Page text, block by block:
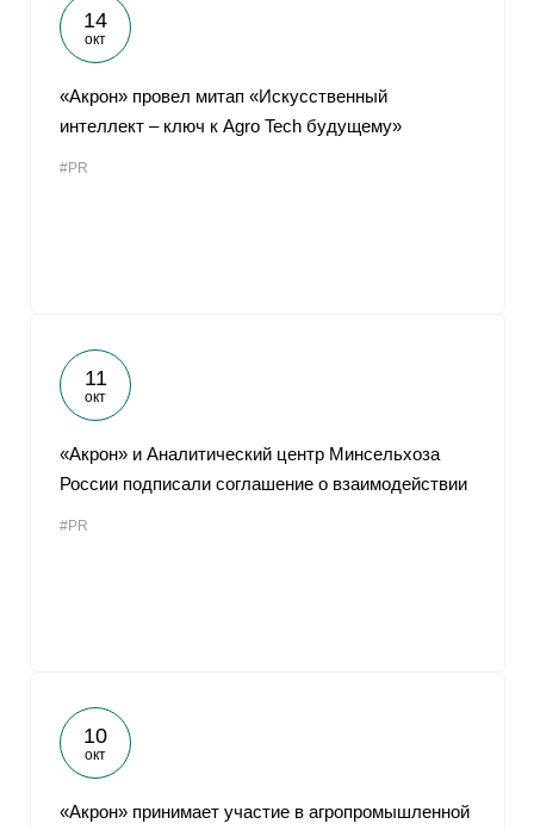
14
окт
«Акрон» провел митап «Искусственный
интеллект – ключ к Agro Tech будущему»
#PR
11
окт
«Акрон» и Аналитический центр Минсельхоза
России подписали соглашение о взаимодействии
#PR
10
окт
«Акрон» принимает участие в агропромышленной